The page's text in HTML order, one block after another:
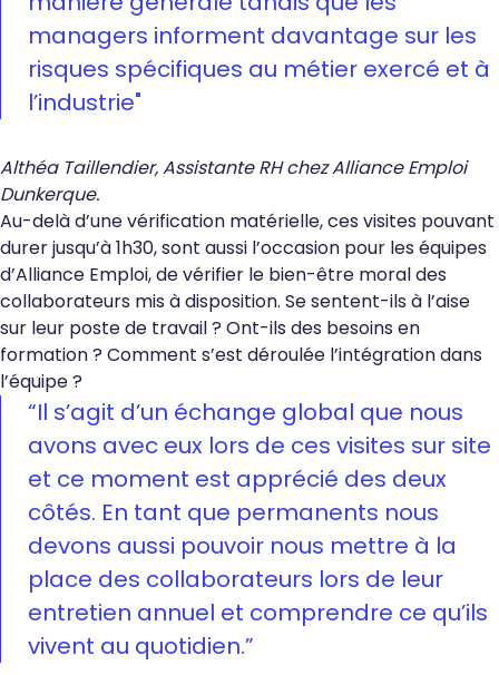
managers informent davantage sur les
risques spécifiques au métier exercé et à
l’industrie"
Althéa Taillendier, Assistante RH chez Alliance Emploi
Dunkerque.
Au-delà d’une vérification matérielle, ces visites pouvant
durer jusqu’à 1h30, sont aussi l’occasion pour les équipes
d’Alliance Emploi, de vérifier le bien-être moral des
collaborateurs mis à disposition. Se sentent-ils à l’aise
sur leur poste de travail ? Ont-ils des besoins en
formation ? Comment s’est déroulée l’intégration dans
l’équipe ?
“Il s’agit d’un échange global que nous
avons avec eux lors de ces visites sur site
et ce moment est apprécié des deux
côtés. En tant que permanents nous
devons aussi pouvoir nous mettre à la
place des collaborateurs lors de leur
entretien annuel et comprendre ce qu’ils
vivent au quotidien.”